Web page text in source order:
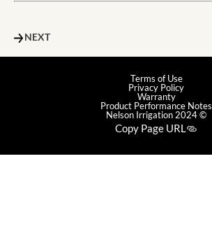
NEXT
Terms of Use
Privacy Policy
Warranty
Product Performance Notes
© 2024 Nelson Irrigation
Copy Page URL